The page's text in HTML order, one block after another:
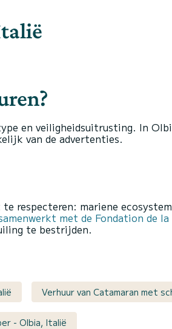
en veiligheidsuitrusting. In
van de advertenties.
respecteren: mariene
met de Fondation de la
te bestrijden.
Verhuur van Catamaran met
- Olbia, Italië